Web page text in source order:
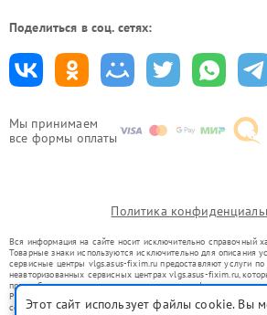
Мы принимаем
все формы оплаты
Поделиться в соц. сетях:
Политика
Вся информация на сайте носит исключительно справочный
Товарные знаки используются исключительно для описания
сервисные центры vlgs.asus-fixim.ru предоставляют услуги по
неавторизованных сервисных центрах vlgs.asus-fixim.ru,
правообладателями товарных знаков или их официальными
Ремонт осуществляется для устройств, уже введенных в
со статьей 1487 ГК РФ.
Этот сайт использует файлы cookie. Вы